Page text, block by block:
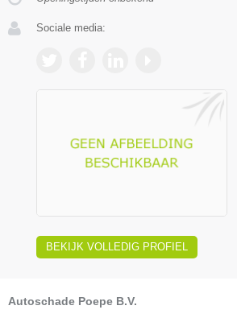
Sociale media:
BEKIJK VOLLEDIG PROFIEL
Autoschade Poepe B.V.